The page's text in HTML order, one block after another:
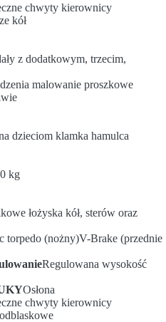
chwyty kierownicy
kół
z dodatkowym, trzecim,
malowanie proszkowe
dzieciom klamka hamulca
kg
łożyska kół, sterów oraz
torpedo (nożny)V-Brake (przednie
Regulowana wysokość
Osłona
chwyty kierownicy